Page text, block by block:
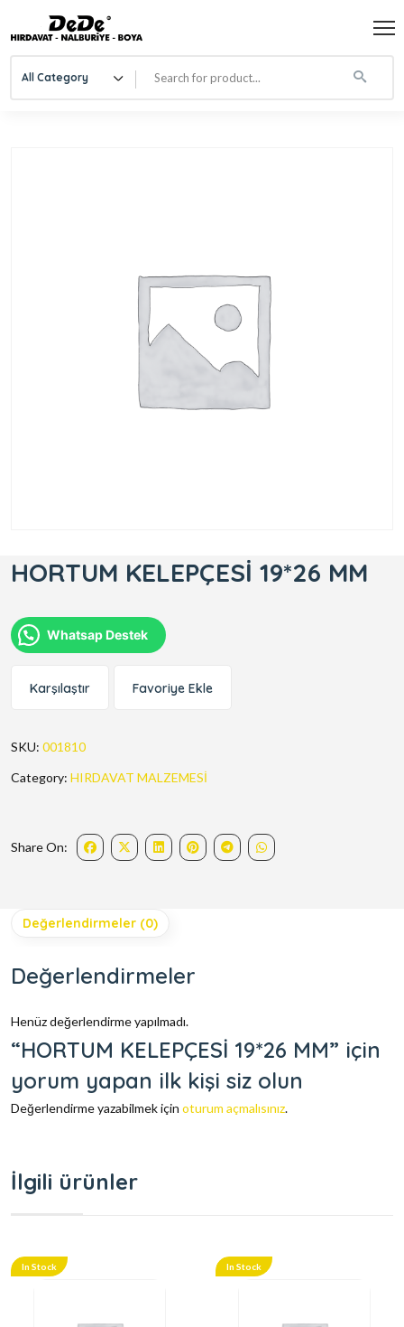
All Category
HORTUM KELEPÇESİ 19*26 MM
Whatsap Destek
Karşılaştır Favoriye Ekle
SKU: 001810
Category: HIRDAVAT MALZEMESİ
Share On:
Değerlendirmeler (0)
Değerlendirmeler
Henüz değerlendirme yapılmadı.
“HORTUM KELEPÇESİ 19*26 MM” için
yorum yapan ilk kişi siz olun
Değerlendirme yazabilmek için oturum açmalısınız.
İlgili ürünler
In Stock In Stock